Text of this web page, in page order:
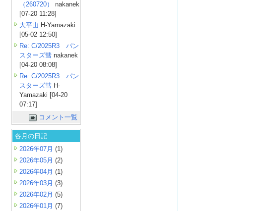
（260720）
nakanek
[07-20 11:28]
大平山 H-Yamazaki
[05-02 12:50]
Re: C/2025R3 パン
スターズ彗 nakanek
[04-20 08:08]
Re: C/2025R3 パン
スターズ彗 H-
Yamazaki [04-20
07:17]
コメント一覧
各月の日記
2026年07月 (1)
2026年05月 (2)
2026年04月 (1)
2026年03月 (3)
2026年02月 (5)
2026年01月 (7)